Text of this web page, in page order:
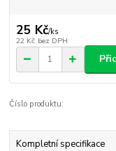
25 Kč/ks
22 Kč bez DPH
Číslo produktu:
Kompletní specifikace